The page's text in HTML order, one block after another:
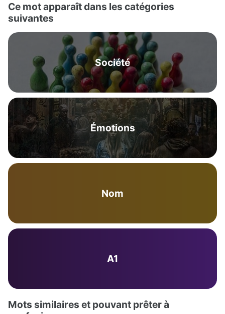
Ce mot apparaît dans les catégories
suivantes
Société
Émotions
Nom
A1
Mots similaires et pouvant prêter à